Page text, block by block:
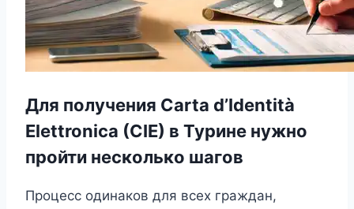
Для получения Carta d’Identità
Elettronica (CIE) в Турине нужно
пройти несколько шагов
Процесс одинаков для всех граждан,